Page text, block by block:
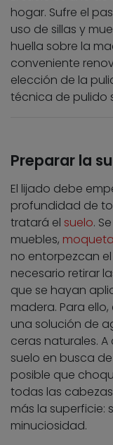
hogar. Sufre el
uso de sillas y
huella sobre la
conveniente
elección de la
técnica de pulido
Preparar la
El lijado debe
profundidad de
tratará el suelo.
muebles,
no entorpezcan
necesario retirar
que se hayan
madera. Para
una solución de
ceras naturales.
suelo en busca
posible que
todas las
más la superficie:
minuciosidad.